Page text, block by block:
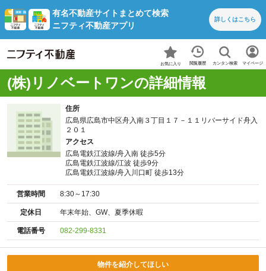
有名不動産サイトまとめて検索
ニフティ不動産アプリ
詳しくはこちら
お気に入り 閲覧履歴 カンタン検索 マイページ
(株)リノベートワンの詳細情報
住所
広島県広島市中区舟入南３丁目１７－１１リバーサイド舟入
２０１
アクセス
広島電鉄江波線/舟入南 徒歩5分
広島電鉄江波線/江波 徒歩9分
広島電鉄江波線/舟入川口町 徒歩13分
営業時間 8:30～17:30
定休日 年末年始、GW、夏季休暇
電話番号 082-299-8331
物件を紹介してほしい